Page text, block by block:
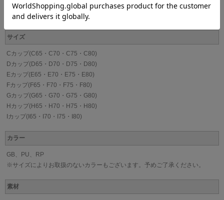
WACOAL[ワコール]
サイズ
Cカップ(C65・C70・C75・C80)
Dカップ(D65・D70・D75・D80)
Eカップ(E65・E70・E75・E80)
Fカップ(F65・F70・F75・F80)
Gカップ(G65・G70・G75・G80)
Hカップ(H65・H70・H75・H80)
Iカップ(I65・I70・I75・I80)
カラー
GB、PU、RP
※サイズによりお取扱のないカラーもございます。予めご了承ください。
素材